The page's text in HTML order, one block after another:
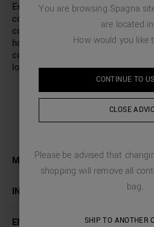
Esta camiseta de manga corta de
confeccionada 100 % de algodón.
corte holgado, presenta un
horizontales y un parche con un
corazón. Una prenda informal
looks urbanos.
MÁS INFORMACIÓN
INSTRUCCIONES DE LAVADO
ENVÍO Y DEVOLUCIONES
You are browsing Spagna
are located in
How would you like
CONTINUE TO US
CLOSE
Please be advised that
shopping will remove all
bag.
SHIP TO ANOTHER